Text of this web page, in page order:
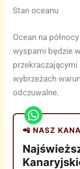
Stan oceanu
Ocean na
wyspami będzie
przekraczającymi
wybrzeżach
odczuwalne.
📲 NASZ